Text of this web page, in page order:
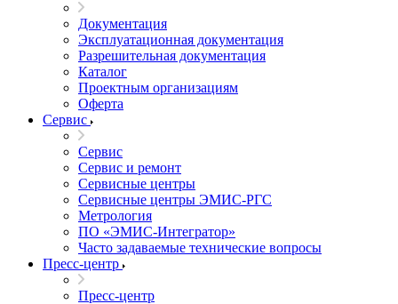
Документация
Эксплуатационная документация
Разрешительная документация
Каталог
Проектным организациям
Оферта
Сервис
Сервис
Сервис и ремонт
Сервисные центры
Сервисные центры ЭМИС-РГС
Метрология
ПО «ЭМИС-Интегратор»
Часто задаваемые технические вопросы
Пресс-центр
Пресс-центр